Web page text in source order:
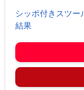
シッポ付きスツー
結果